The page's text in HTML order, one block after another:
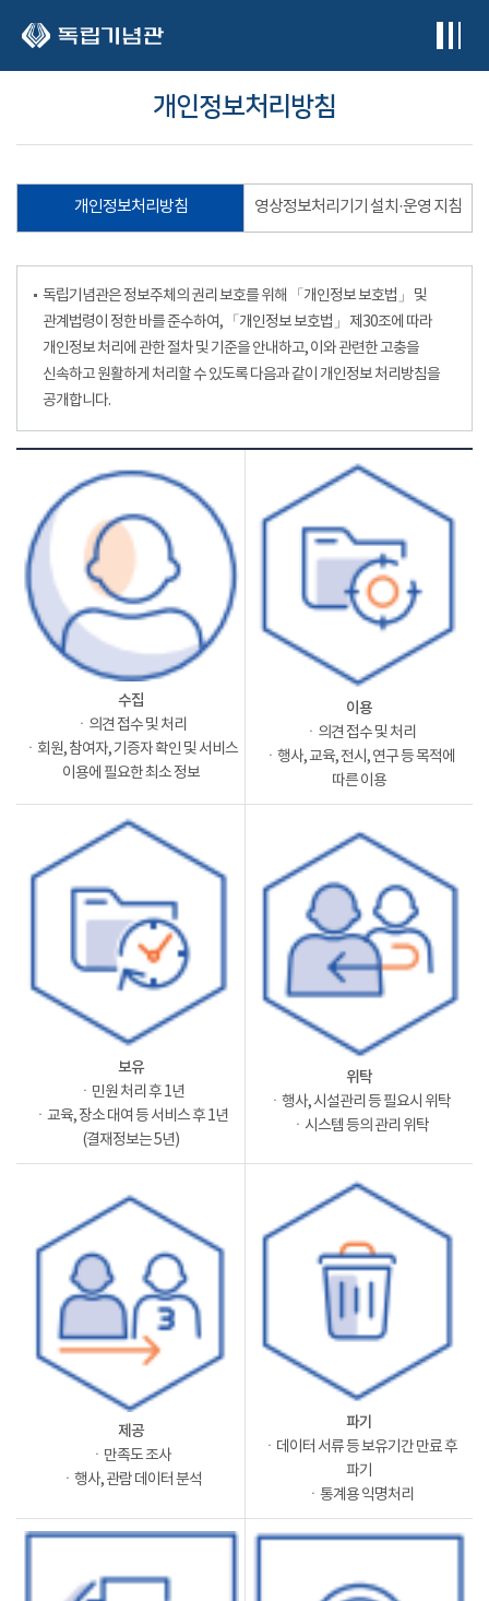
개인정보처리방침
개인정보처리방침 영상정보처리기기 설치·운영 지침
독립기념관은 정보주체의 권리 보호를 위해 「개인정보 보호법」 및
관계법령이 정한 바를 준수하여, 「개인정보 보호법」 제30조에 따라
개인정보 처리에 관한 절차 및 기준을 안내하고, 이와 관련한 고충을
신속하고 원활하게 처리할 수 있도록 다음과 같이 개인정보 처리방침을
공개합니다.
수집
ㆍ의견 접수 및 처리
ㆍ회원, 참여자, 기증자 확인 및 서비스
이용에 필요한 최소 정보
이용
ㆍ의견 접수 및 처리
ㆍ행사, 교육, 전시, 연구 등 목적에
따른 이용
보유
ㆍ민원 처리 후 1년
ㆍ교육, 장소 대여 등 서비스 후 1년
(결재정보는 5년)
위탁
ㆍ행사, 시설관리 등 필요시 위탁
ㆍ시스템 등의 관리 위탁
제공
ㆍ만족도 조사
ㆍ행사, 관람 데이터 분석
파기
ㆍ데이터 서류 등 보유기간 만료 후
파기
ㆍ통계용 익명처리